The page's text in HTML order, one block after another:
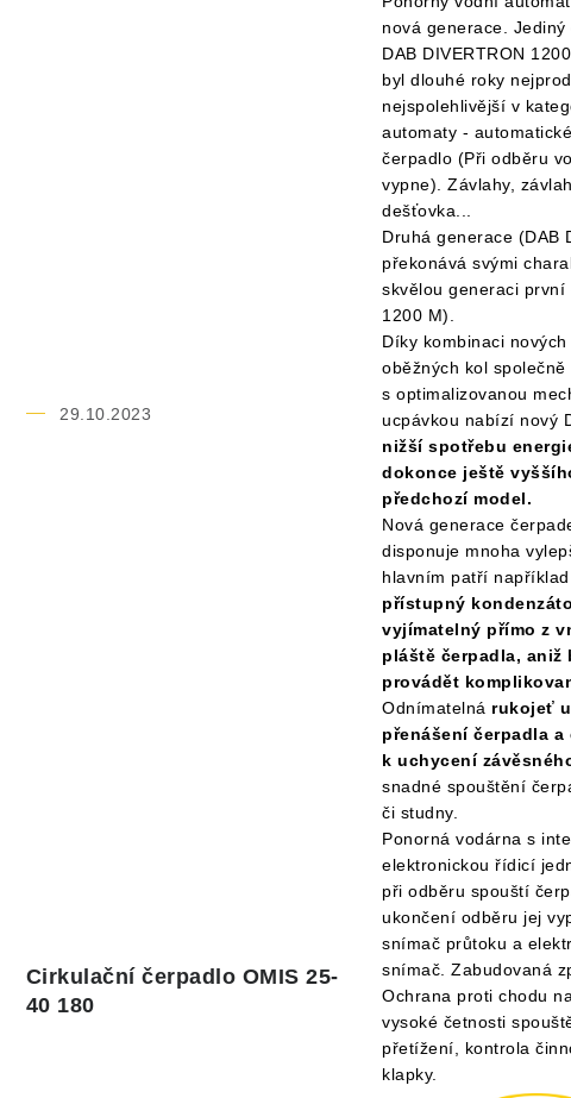
Cirkulační čerpadlo OMIS 25-
40 180
29.10.2023
nová generace. Jediný
DAB DIVERTRON
byl dlouhé roky
nejspolehlivější v
automaty -
čerpadlo (Při odběru
vypne). Závlahy,
dešťovka...
Druhá generace (DAB
překonává svými
skvělou generaci první
1200 M).
Díky kombinaci
oběžných kol společně
s optimalizovanou
ucpávkou nabízí nový
nižší spotřebu
dokonce ještě
předchozí model.
Nová generace
disponuje mnoha
hlavním patří například
přístupný
vyjímatelný přímo z
pláště čerpadla, aniž
provádět
Odnímatelná rukojeť
přenášení čerpadla
k uchycení
snadné spouštění
či studny.
Ponorná vodárna s
elektronickou řídicí
při odběru spouští
ukončení odběru jej
snímač průtoku a
snímač. Zabudovaná
Ochrana proti chodu
vysoké četnosti
přetížení, kontrola
klapky.